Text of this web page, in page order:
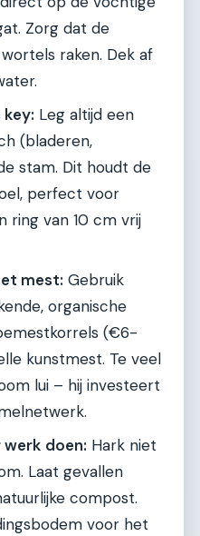
Zorg dat de
raken. Dek af
Leg altijd een
(bladeren,
stam. Dit houdt de
perfect voor
ring van 10 cm vrij
mest: Gebruik
organische
(€6-
kunstmest. Te veel
lui – hij investeert
doen: Hark niet
Laat gevallen
compost.
voor het